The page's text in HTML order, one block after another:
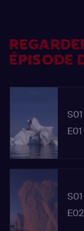
ÉPISODE
S01
E01
S01
E02